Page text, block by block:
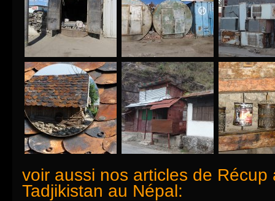
voir aussi nos articles de Récup
Tadjikistan au Népal: